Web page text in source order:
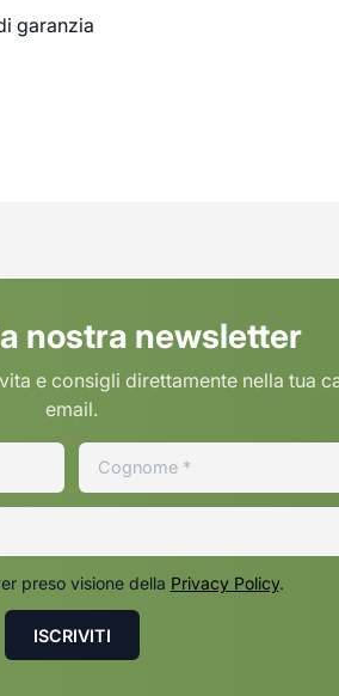
garanzia
nostra newsletter
e consigli direttamente nella tua
email.
preso visione della Privacy Policy.